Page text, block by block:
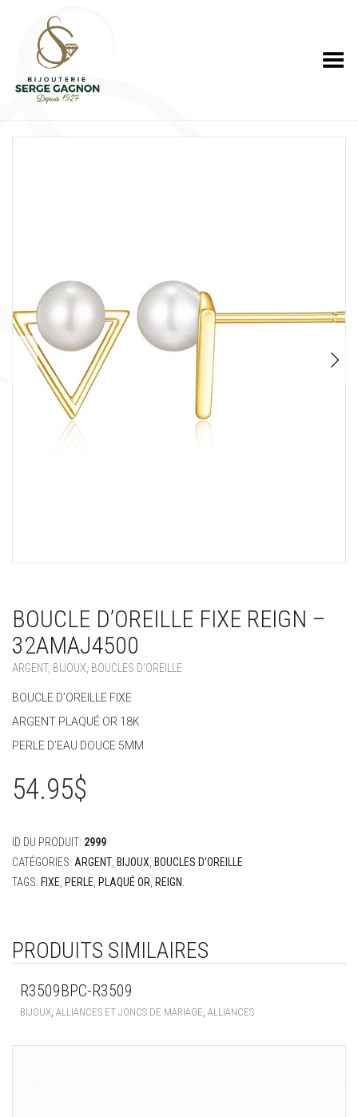
Toggle Menu
BOUCLE D’OREILLE FIXE REIGN –
32AMAJ4500
ARGENT, BIJOUX, BOUCLES D'OREILLE
BOUCLE D’OREILLE FIXE
ARGENT PLAQUÉ OR 18K
PERLE D’EAU DOUCE 5MM
54.95$
ID DU PRODUIT: 2999
CATÉGORIES: ARGENT, BIJOUX, BOUCLES D'OREILLE.
TAGS: FIXE, PERLE, PLAQUÉ OR, REIGN.
PRODUITS SIMILAIRES
R3509BPC-R3509
BIJOUX, ALLIANCES ET JONCS DE MARIAGE, ALLIANCES